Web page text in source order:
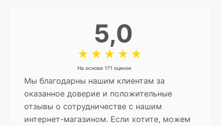
5,0
На основе 171 оценок
Мы благодарны нашим клиентам за
оказанное доверие и положительные
отзывы о сотрудничестве с нашим
интернет-магазином. Если хотите, можем